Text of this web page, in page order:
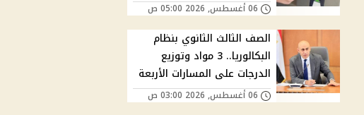
06 أغسطس, 2026 05:00 ص
الصف الثالث الثانوي بنظام
البكالوريا.. 3 مواد وتوزيع
الدرجات على المسارات الأربعة
06 أغسطس, 2026 03:00 ص